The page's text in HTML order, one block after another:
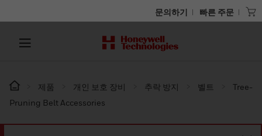
문의하기 빠른 주문
제품 개인 보호 장비 추락 방지 벨트
Tree-
Pruning Belt Accessories